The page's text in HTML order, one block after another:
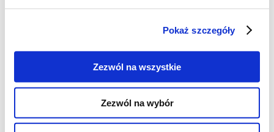
Pokaż szczegóły
Zezwól na wszystkie
Zezwól na wybór
Składniki (z moimi zmianami):
(na tortownicę o śr 18cm)